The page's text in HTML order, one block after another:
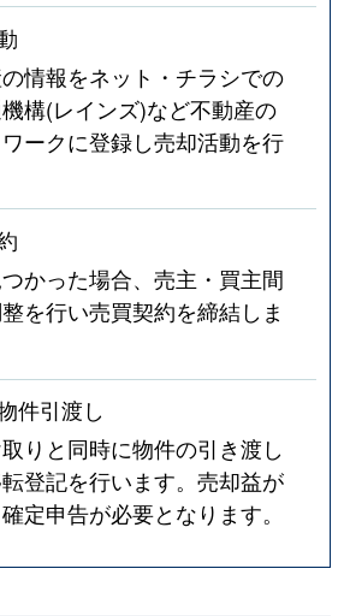
情報をネット・チラシでの
構(レインズ)など不動産の
ークに登録し売却活動を行
かった場合、売主・買主間
を行い売買契約を締結しま
件引渡し
りと同時に物件の引き渡し
登記を行います。売却益が
定申告が必要となります。